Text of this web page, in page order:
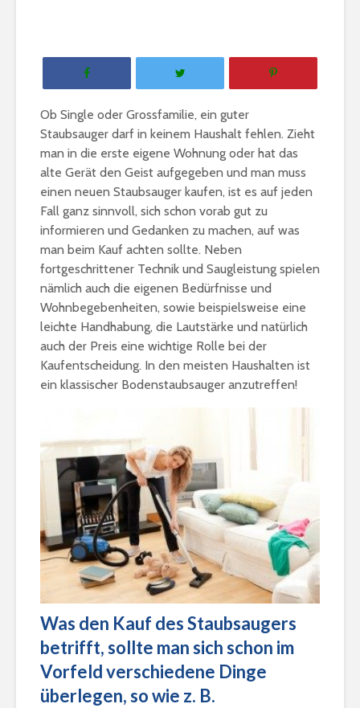
Ob Single oder Grossfamilie, ein guter
Staubsauger darf in keinem Haushalt fehlen. Zieht
man in die erste eigene Wohnung oder hat das
alte Gerät den Geist aufgegeben und man muss
einen neuen Staubsauger kaufen, ist es auf jeden
Fall ganz sinnvoll, sich schon vorab gut zu
informieren und Gedanken zu machen, auf was
man beim Kauf achten sollte. Neben
fortgeschrittener Technik und Saugleistung spielen
nämlich auch die eigenen Bedürfnisse und
Wohnbegebenheiten, sowie beispielsweise eine
leichte Handhabung, die Lautstärke und natürlich
auch der Preis eine wichtige Rolle bei der
Kaufentscheidung. In den meisten Haushalten ist
ein klassischer Bodenstaubsauger anzutreffen!
Was den Kauf des Staubsaugers
betrifft, sollte man sich schon im
Vorfeld verschiedene Dinge
überlegen, so wie z. B.